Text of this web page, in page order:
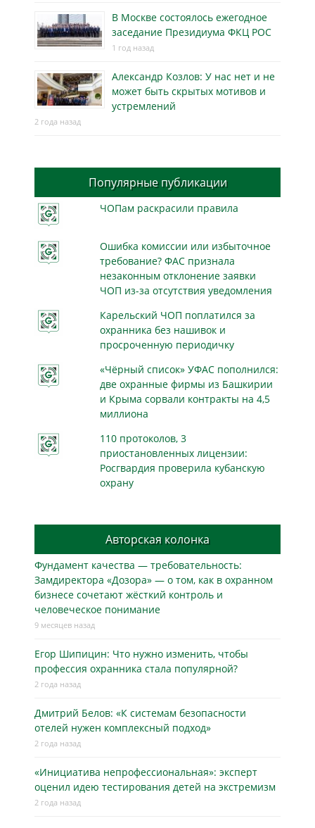
В Москве состоялось ежегодное
заседание Президиума ФКЦ РОС
1 год назад
Александр Козлов: У нас нет и не
может быть скрытых мотивов и
устремлений
2 года назад
Популярные публикации
ЧОПам раскрасили правила
Ошибка комиссии или избыточное
требование? ФАС признала
незаконным отклонение заявки
ЧОП из-за отсутствия уведомления
Карельский ЧОП поплатился за
охранника без нашивок и
просроченную периодичку
«Чёрный список» УФАС пополнился:
две охранные фирмы из Башкирии
и Крыма сорвали контракты на 4,5
миллиона
110 протоколов, 3
приостановленных лицензии:
Росгвардия проверила кубанскую
охрану
Авторская колонка
Фундамент качества — требовательность:
Замдиректора «Дозора» — о том, как в охранном
бизнесe сочетают жёсткий контроль и
человеческое понимание
9 месяцев назад
Егор Шипицин: Что нужно изменить, чтобы
профессия охранника стала популярной?
2 года назад
Дмитрий Белов: «К системам безопасности
отелей нужен комплексный подход»
2 года назад
«Инициатива непрофессиональная»: эксперт
оценил идею тестирования детей на экстремизм
2 года назад